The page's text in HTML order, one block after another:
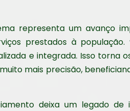
representa um avanço
prestados à população.
e integrada. Isso torna
mais precisão,
deixa um legado de